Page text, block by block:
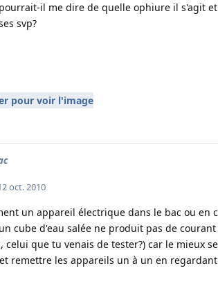
il me dire de quelle ophiure il s'agit
svp?
pour voir l'image
oct. 2010
un appareil électrique dans le bac ou en
cube d'eau salée ne produit pas de
celui que tu venais de tester?) car le mieux
remettre les appareils un à un en